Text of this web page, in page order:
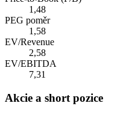
1,48
PEG poměr
1,58
EV/Revenue
2,58
EV/EBITDA
7,31
Akcie a short pozice